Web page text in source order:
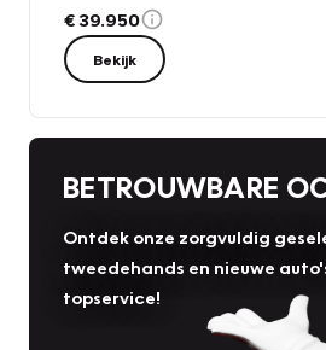
€ 39.950
Bekijk
BETROUWBARE
Ontdek onze zorgvuldig
tweedehands en nieuwe
topservice!